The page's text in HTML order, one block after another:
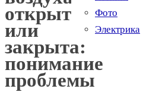
открыта
или
закрыта:
понимание
проблемы
Фото
Электрика